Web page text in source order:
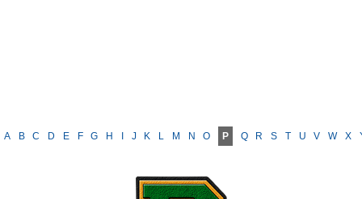
A B C D E F G H J K L M N O P Q R S T U V W X